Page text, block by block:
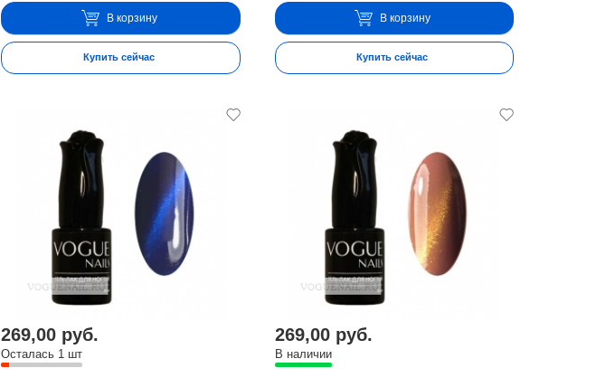
В корзину
Купить сейчас
В корзину
Купить сейчас
269,00 руб.
Осталась 1 шт
269,00 руб.
В наличии